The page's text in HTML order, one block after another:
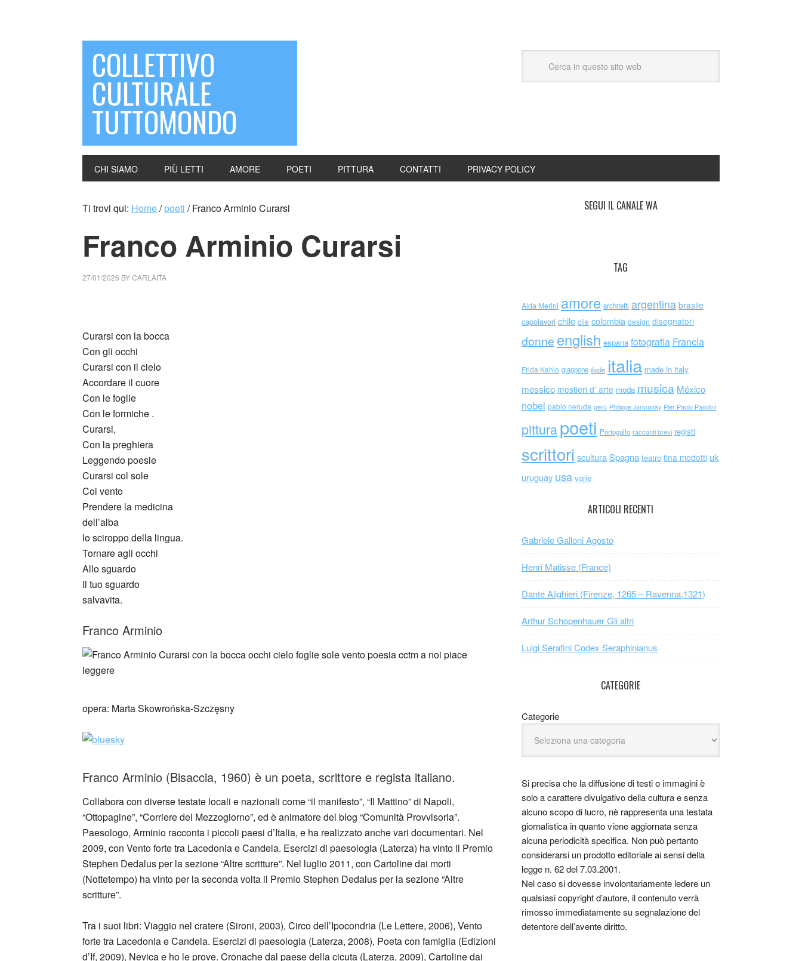
COLLETTIVO
CULTURALE
TUTTOMONDO
CHI SIAMO PIÙ LETTI AMORE POETI PITTURA CONTATTI PRIVACY POLICY
Ti trovi qui: Home/ poeti /Franco Arminio Curarsi
Franco Arminio Curarsi
27/01/2026 BYCARLAITA
Curarsi con la bocca
Con gli occhi
Curarsi con il cielo
Accordare il cuore
Con le foglie
Con le formiche .
Curarsi,
Con la preghiera
Leggendo poesie
Curarsi col sole
Col vento
Prendere la medicina
dell’alba
lo sciroppo della lingua.
Tornare agli occhi
Allo sguardo
Il tuo sguardo
salvavita.
Franco Arminio
opera: Marta Skowrońska-Szczęsny
Franco Arminio (Bisaccia, 1960) è un poeta, scrittore e regista italiano.
Collabora con diverse testate locali e nazionali come “il manifesto”, “Il Mattino” di Napoli,
“Ottopagine”, “Corriere del Mezzogiorno”, ed è animatore del blog “Comunità Provvisoria”.
Paesologo, Arminio racconta i piccoli paesi d’Italia, e ha realizzato anche vari documentari. Nel
2009, con Vento forte tra Lacedonia e Candela. Esercizi di paesologia (Laterza) ha vinto il Premio
Stephen Dedalus per la sezione “Altre scritture”. Nel luglio 2011, con Cartoline dai morti
(Nottetempo) ha vinto per la seconda volta il Premio Stephen Dedalus per la sezione “Altre
scritture”.
Tra i suoi libri: Viaggio nel cratere (Sironi, 2003), Circo dell’Ipocondria (Le Lettere, 2006), Vento
forte tra Lacedonia e Candela. Esercizi di paesologia (Laterza, 2008), Poeta con famiglia (Edizioni
d’If, 2009), Nevica e ho le prove. Cronache dal paese della cicuta (Laterza, 2009), Cartoline dai
SEGUI IL CANALE WA
TAG
Alda Merini amore architetti argentina brasile
capolavori chile cile colombia design disegnatori
donne english espana fotografia Francia
Frida Kahlo giappone iliade italia made in italy
messico mestieri d' arte moda musica México
nobel pablo neruda perù Philippe Jaroussky Pier Paolo Pasolini
pitturapoeti Portogallo racconti brevi registi
scrittori scultura Spagna teatro tina modotti uk
uruguay usa varie
ARTICOLI RECENTI
Gabriele Galloni Agosto
Henri Matisse (France)
Dante Alighieri (Firenze, 1265 – Ravenna,1321)
Arthur Schopenhauer Gli altri
Luigi Serafini Codex Seraphinianus
CATEGORIE
Categorie
Si precisa che la diffusione di testi o immagini è
solo a carattere divulgativo della cultura e senza
alcuno scopo di lucro, nè rappresenta una testata
giornalistica in quanto viene aggiornata senza
alcuna periodicità specifica. Non può pertanto
considerarsi un prodotto editoriale ai sensi della
legge n. 62 del 7.03.2001.
Nel caso si dovesse involontariamente ledere un
qualsiasi copyright d’autore, il contenuto verrà
rimosso immediatamente su segnalazione del
detentore dell’avente diritto.